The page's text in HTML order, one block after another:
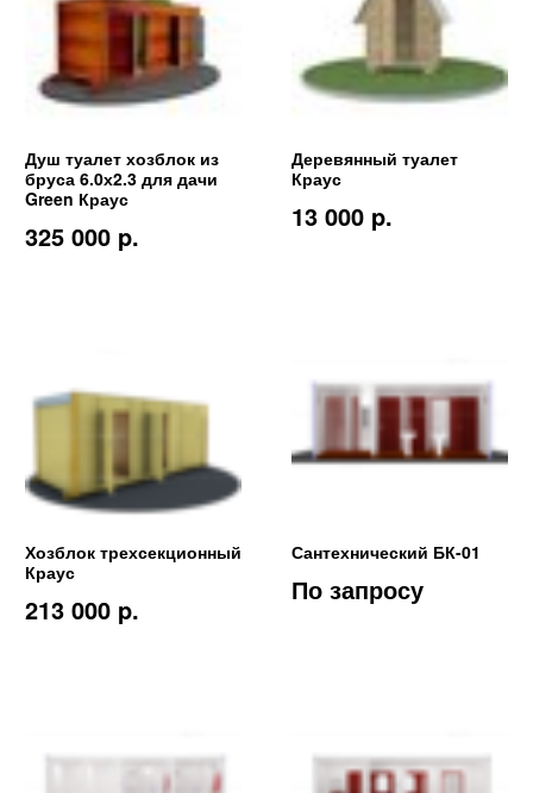
Душ туалет хозблок из
бруса 6.0х2.3 для дачи
Green Краус
325 000 p.
Деревянный туалет
Краус
13 000 p.
Хозблок трехсекционный
Краус
213 000 p.
Сантехнический БК-01
По запросу